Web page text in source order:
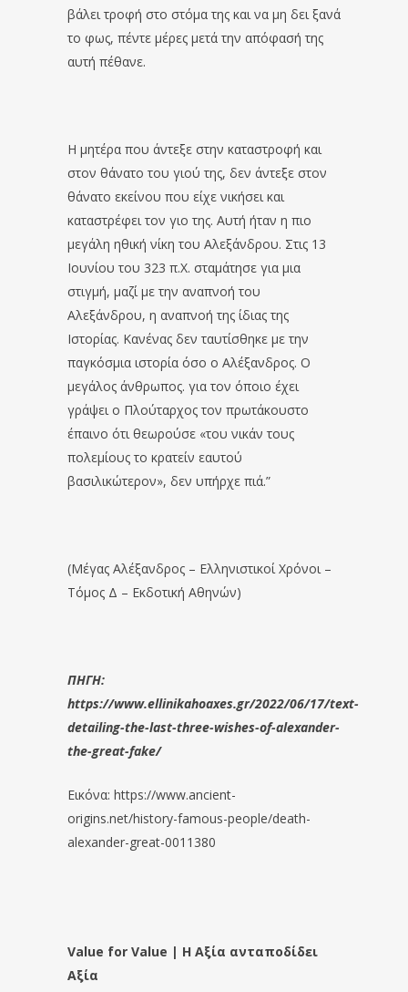
βάλει τροφή στο στόμα της και να μη δει ξανά
το φως, πέντε μέρες μετά την απόφασή της
αυτή πέθανε.
Η μητέρα που άντεξε στην καταστροφή και
στον θάνατο του γιού της, δεν άντεξε στον
θάνατο εκείνου που είχε νικήσει και
καταστρέφει τον γιο της. Αυτή ήταν η πιο
μεγάλη ηθική νίκη του Αλεξάνδρου. Στις 13
Ιουνίου του 323 π.X. σταμάτησε για μια
στιγμή, μαζί με την αναπνοή του
Αλεξάνδρου, η αναπνοή της ίδιας της
Ιστορίας. Κανένας δεν ταυτίσθηκε με την
παγκόσμια ιστορία όσο ο Αλέξανδρος. Ο
μεγάλος άνθρωπος. για τον όποιο έχει
γράψει ο Πλούταρχος τον πρωτάκουστο
έπαινο ότι θεωρούσε «του νικάν τους
πολεμίους το κρατείν εαυτού
βασιλικώτερον», δεν υπήρχε πιά.”
(Μέγας Αλέξανδρος – Ελληνιστικοί Χρόνοι –
Τόμος Δ – Εκδοτική Αθηνών)
ΠΗΓΗ:
https://www.ellinikahoaxes.gr/2022/06/17/text-
detailing-the-last-three-wishes-of-alexander-
the-great-fake/
Εικόνα: https://www.ancient-
origins.net/history-famous-people/death-
alexander-great-0011380
Value for Value | Η Αξία ανταποδίδει
Αξία